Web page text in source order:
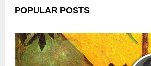
POPULAR POSTS